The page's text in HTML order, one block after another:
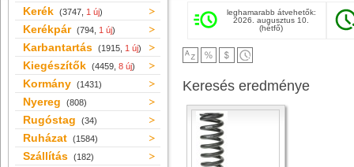
Kerék (3747, 1 új)
Kerékpár (794, 1 új)
Karbantartás (1915, 1 új)
Kiegészítők (4459, 8 új)
Kormány (1431)
Nyereg (808)
Rugóstag (34)
Ruházat (1584)
Szállítás (182)
leghamarabb átvehetők:
2026. augusztus 10.
(hétfő)
Keresés eredménye